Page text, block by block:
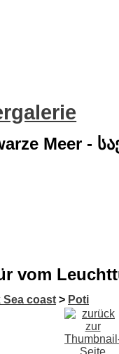
Meer -
vom
Sea coast > Poti